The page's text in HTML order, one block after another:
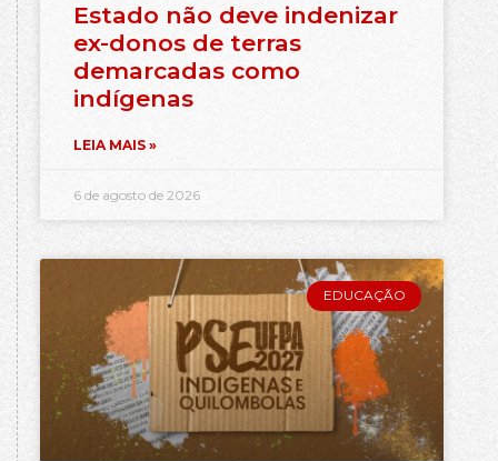
Estado não deve indenizar
ex-donos de terras
demarcadas como
indígenas
LEIA MAIS »
6 de agosto de 2026
EDUCAÇÃO